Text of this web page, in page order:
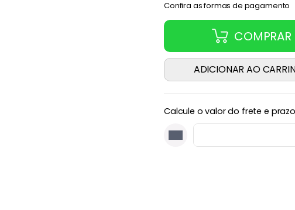
Confira as formas de pagamento
COMPRAR
ADICIONAR AO
Calcule o valor do frete e